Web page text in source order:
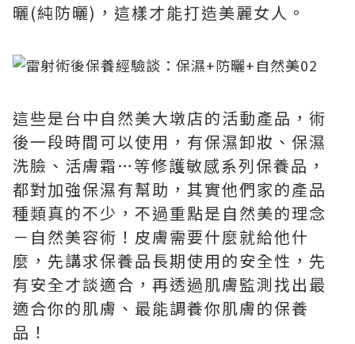
曬(純防曬)，這樣才能打造美麗女人。
這些是台中自然美大墩店的活動產品，術
後一段時間可以使用，有保濕卸妝、保濕
洗臉、活膚霜…等修護敏感系列保養品，
都對加強保濕有幫助，其實他們家的產品
種類真的不少，不過重點是自然美的理念
－自然美容術！皮膚需要什麼就給他什
麼，先講求保養品長期使用的安全性，先
有安全才談適合，再透過肌膚監測找出最
適合你的肌膚、最能調養你肌膚的保養
品！